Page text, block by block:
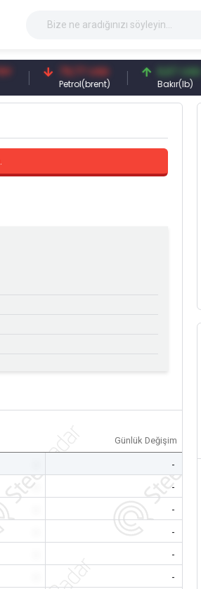
79,77 USD
Petrol(brent)
6,67 USD
Bakır(lb)
Günlük Değişim
-
-
-
-
-
-